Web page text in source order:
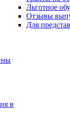
Льготное
Отзывы
Для
в